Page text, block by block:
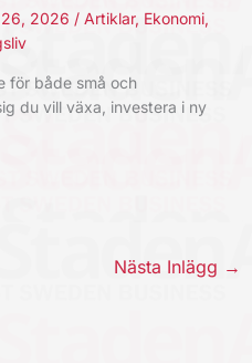
2026 / Artiklar, Ekonomi,
för både små och
du vill växa, investera i ny
Nästa Inlägg →